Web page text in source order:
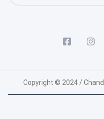
Copyright © 2024 /